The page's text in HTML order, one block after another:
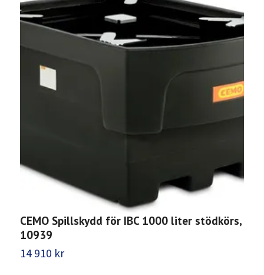
CEMO Spillskydd för IBC 1000 liter stödkörs,
10939
14 910 kr